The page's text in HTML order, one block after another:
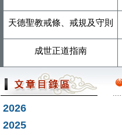
天德聖教戒條、戒規及守則
成世正道指南
2026
2025